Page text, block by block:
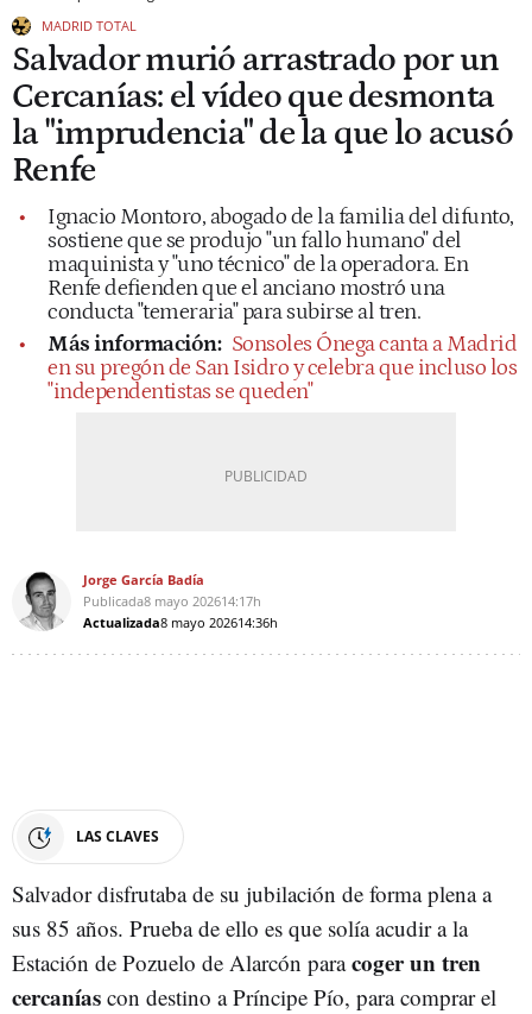
MADRID TOTAL
Salvador murió arrastrado por un
Cercanías: el vídeo que desmonta
la "imprudencia" de la que lo acusó
Renfe
Ignacio Montoro, abogado de la familia del difunto,
sostiene que se produjo "un fallo humano" del
maquinista y "uno técnico" de la operadora. En
Renfe defienden que el anciano mostró una
conducta "temeraria" para subirse al tren.
Más información: Sonsoles Ónega canta a Madrid
en su pregón de San Isidro y celebra que incluso los
"independentistas se queden"
Jorge García Badía
Publicada8 mayo 202614:17h
Actualizada8 mayo 202614:36h
LAS CLAVES
Salvador disfrutaba de su jubilación de forma plena a
sus 85 años. Prueba de ello es que solía acudir a la
Estación de Pozuelo de Alarcón paracoger un tren
cercanías con destino a Príncipe Pío, para comprar el